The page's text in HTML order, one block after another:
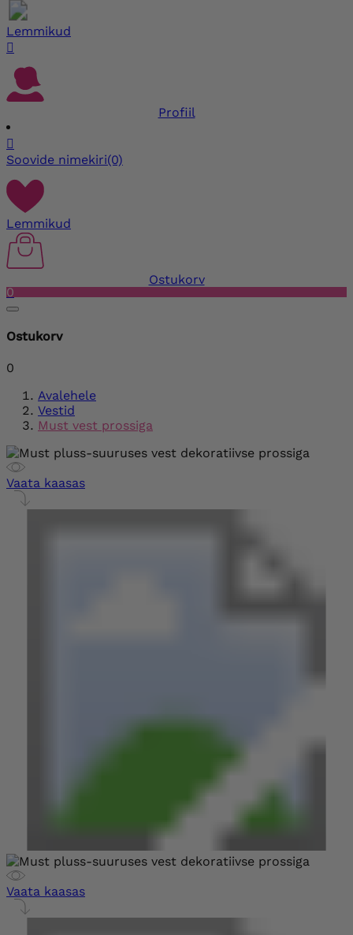
Lemmikud

Profiil

Soovide nimekiri(0)
Lemmikud
Ostukorv
0
Ostukorv
0
Avalehele
Vestid
Must vest prossiga
Vaata kaasas
Vaata kaasas